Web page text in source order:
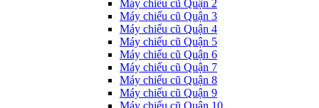
Máy chiếu cũ Quận 2
Máy chiếu cũ Quận 3
Máy chiếu cũ Quận 4
Máy chiếu cũ Quận 5
Máy chiếu cũ Quận 6
Máy chiếu cũ Quận 7
Máy chiếu cũ Quận 8
Máy chiếu cũ Quận 9
Máy chiếu cũ Quận 10